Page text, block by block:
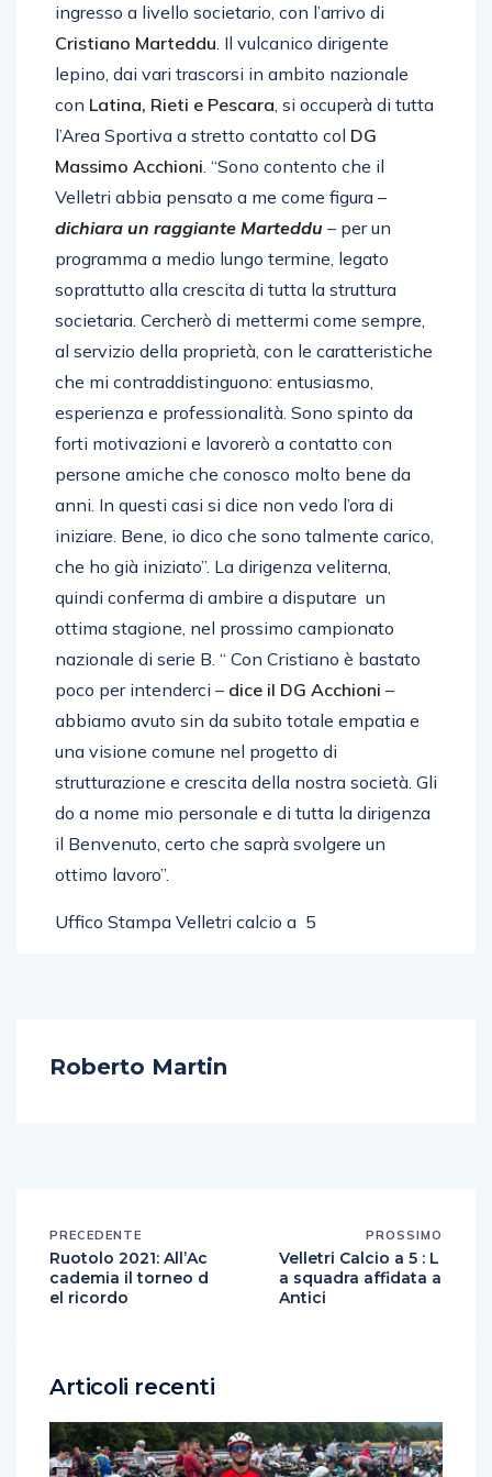
ingresso a livello societario, con l’arrivo di
Cristiano Marteddu. Il vulcanico dirigente
lepino, dai vari trascorsi in ambito nazionale
con Latina, Rieti e Pescara, si occuperà di tutta
l’Area Sportiva a stretto contatto col DG
Massimo Acchioni. “Sono contento che il
Velletri abbia pensato a me come figura –
dichiara un raggiante Marteddu – per un
programma a medio lungo termine, legato
soprattutto alla crescita di tutta la struttura
societaria. Cercherò di mettermi come sempre,
al servizio della proprietà, con le caratteristiche
che mi contraddistinguono: entusiasmo,
esperienza e professionalità. Sono spinto da
forti motivazioni e lavorerò a contatto con
persone amiche che conosco molto bene da
anni. In questi casi si dice non vedo l’ora di
iniziare. Bene, io dico che sono talmente carico,
che ho già iniziato”. La dirigenza veliterna,
quindi conferma di ambire a disputare un
ottima stagione, nel prossimo campionato
nazionale di serie B. “ Con Cristiano è bastato
poco per intenderci – dice il DG Acchioni –
abbiamo avuto sin da subito totale empatia e
una visione comune nel progetto di
strutturazione e crescita della nostra società. Gli
do a nome mio personale e di tutta la dirigenza
il Benvenuto, certo che saprà svolgere un
ottimo lavoro”.
Uffico Stampa Velletri calcio a 5
Roberto Martin
PRECEDENTE
Ruotolo 2021: All’Ac
cademia il torneo d
el ricordo
PROSSIMO
Velletri Calcio a 5 : L
a squadra affidata a
Antici
Articoli recenti